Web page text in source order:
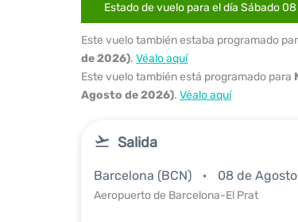
Estado de vuelo para el día Sábado
Este vuelo también estaba programado
de 2026). Véalo aquí
Este vuelo también está programado para
Agosto de 2026). Véalo aquí
Salida
Barcelona (BCN) 08 de
Aeropuerto de Barcelona-El Prat